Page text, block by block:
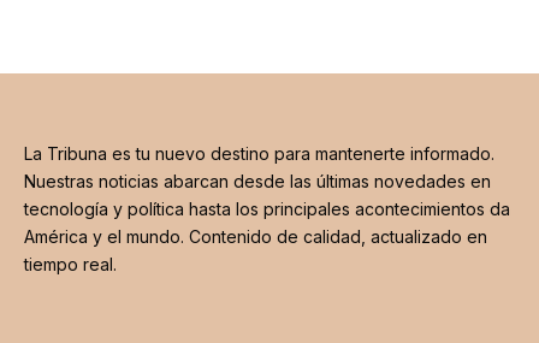
La Tribuna es tu nuevo destino para mantenerte informado.
Nuestras noticias abarcan desde las últimas novedades en
tecnología y política hasta los principales acontecimientos da
América y el mundo. Contenido de calidad, actualizado en
tiempo real.